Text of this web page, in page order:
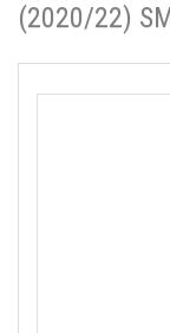
(2020/22)